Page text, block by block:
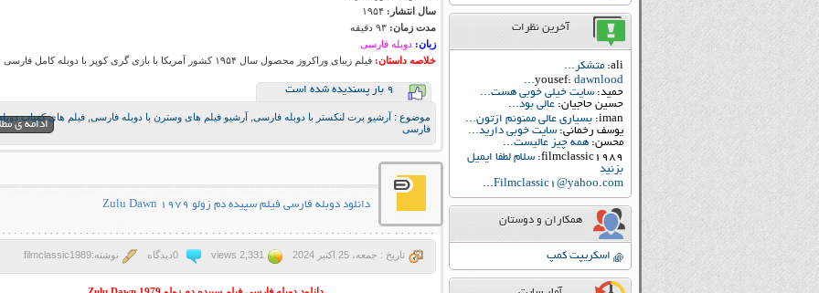
آخرین نظرات
ali: متشکر...
yousef: dawnlood...
حمید: سایت خیلی خوبی هست...
حسین حاجیان: عالی بود...
iman: بسیاری عالی ممنونم ازتون...
یوسف رخمانی: سایت خوبی دارید...
محسن: همه چیز عالیست...
filmclassic1989: سلام لطفا ایمیل
بزنید
Filmclassic1@yahoo.com...
همکاران و دوستان
اسکریپت کمپ
سال انتشار:
مدت زمان:
زبان: دوبله فارسی
خلاصه داستان: فیلم زیبای وراکروز محصول سال ۱۹۵۴ کشور آمریکا با بازی گری کوپر با دوبله کامل فارسی است
9 بار پسنديده شده است
موضوع : آرشیو برت لنکستر با دوبله فارسی آرشیو فیلم های وسترن با دوبله فارسی فیلم های کمیاب
فارسی
ادامه ی
دانلود دوبله فارسی فیلم سپیده دم زولو Zulu Dawn 1979
تاریخ : جمعه، 25 اکتبر 2024 2,331 views 0دیدگاه نوشته:filmclassic1989